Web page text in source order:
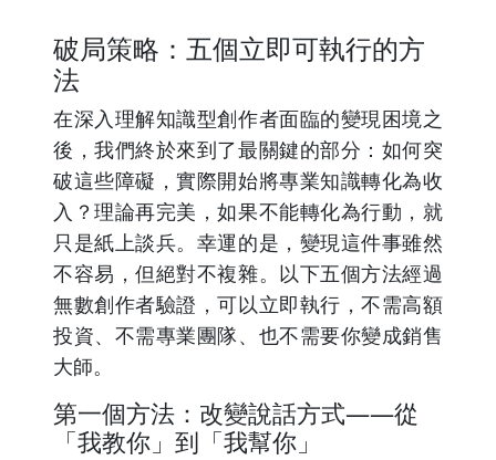
破局策略：五個立即可執行的方
法
在深入理解知識型創作者面臨的變現困境之
後，我們終於來到了最關鍵的部分：如何突
破這些障礙，實際開始將專業知識轉化為收
入？理論再完美，如果不能轉化為行動，就
只是紙上談兵。幸運的是，變現這件事雖然
不容易，但絕對不複雜。以下五個方法經過
無數創作者驗證，可以立即執行，不需高額
投資、不需專業團隊、也不需要你變成銷售
大師。
第一個方法：改變說話方式——從
「我教你」到「我幫你」